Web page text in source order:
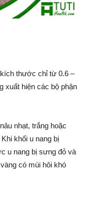
thước chỉ từ 0.6 –
xuất hiện các bộ phận
nhạt, trắng hoặc
khối u nang bị
u nang bị sưng đỏ và
có mùi hôi khó